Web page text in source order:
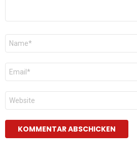
Name
E-
Mail
*
Website